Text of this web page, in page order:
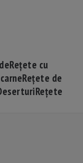
Rețete cu
Rețete de
Rețete